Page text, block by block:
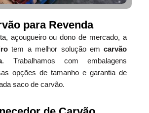
para Revenda
açougueiro ou dono de mercado, a
tem a melhor solução emcarvão
. Trabalhamos com embalagens
opções de tamanho e garantia de
saco de carvão.